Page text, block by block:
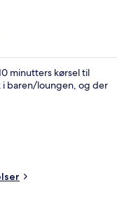
minutters kørsel til
i baren/loungen, og der